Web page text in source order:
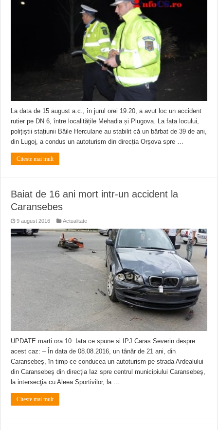
ANUNŢ OPRIRE APĂ în CARANSEBEȘ avarie
ANUNȚ OPRIRE APĂ în Reșița, cartier Țerova – avarie – 04.08.2026
La data de 15 august a.c., în jurul orei 19.20, a avut loc un accident
rutier pe DN 6, între localitățile Mehadia și Plugova. La fața locului,
polițiștii stațiunii Băile Herculane au stabilit că un bărbat de 39 de ani,
din Lugoj, a condus un autoturism din direcția Orșova spre …
Citeste mai mult
Baiat de 16 ani mort intr-un accident la
Caransebes
9 august 2016 Actualitate
UPDATE marti ora 10: Iata ce spune si IPJ Caras Severin despre
acest caz: – În data de 08.08.2016, un tânăr de 21 ani, din
Caransebeş, în timp ce conducea un autoturism pe strada Ardealului
din Caransebeş din direcţia Iaz spre centrul municipiului Caransebeş,
la intersecţia cu Aleea Sportivilor, la …
Citeste mai mult